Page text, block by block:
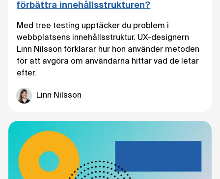
förbättra innehållsstrukturen?
Med tree testing upptäcker du problem i
webbplatsens innehållsstruktur. UX-designern
Linn Nilsson förklarar hur hon använder metoden
för att avgöra om användarna hittar vad de letar
efter.
Linn Nilsson